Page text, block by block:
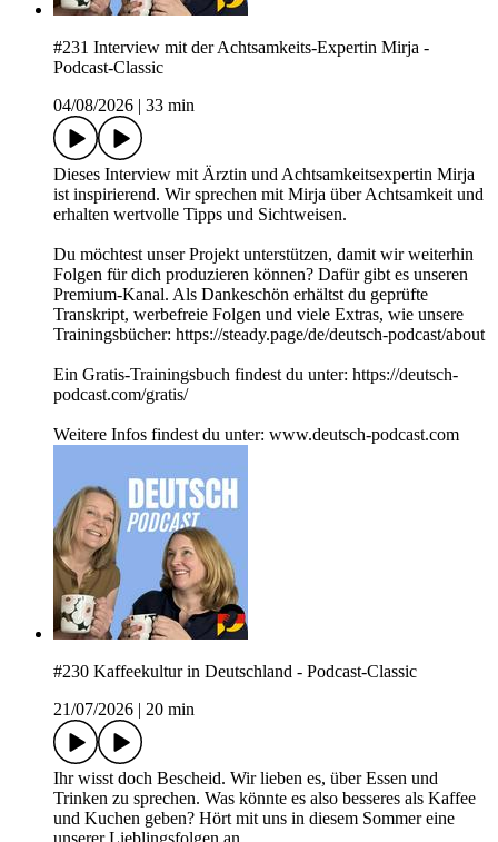
#231 Interview mit der Achtsamkeits-Expertin Mirja -
Podcast-Classic
04/08/2026
33 min
Dieses Interview mit Ärztin und Achtsamkeitsexpertin Mirja
ist inspirierend. Wir sprechen mit Mirja über Achtsamkeit und
erhalten wertvolle Tipps und Sichtweisen.
Du möchtest unser Projekt unterstützen, damit wir weiterhin
Folgen für dich produzieren können? Dafür gibt es unseren
Premium-Kanal. Als Dankeschön erhältst du geprüfte
Transkript, werbefreie Folgen und viele Extras, wie unsere
Trainingsbücher: https://steady.page/de/deutsch-podcast/about
Ein Gratis-Trainingsbuch findest du unter: https://deutsch-
podcast.com/gratis/
Weitere Infos findest du unter: www.deutsch-podcast.com
#230 Kaffeekultur in Deutschland - Podcast-Classic
21/07/2026
20 min
Ihr wisst doch Bescheid. Wir lieben es, über Essen und
Trinken zu sprechen. Was könnte es also besseres als Kaffee
und Kuchen geben? Hört mit uns in diesem Sommer eine